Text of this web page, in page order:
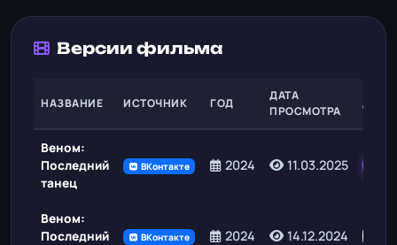
Версии фильма
НАЗВАНИЕ ИСТОЧНИК ГОД
ДАТА
ПРОСМОТРА
Веном:
Последний
танец
ВКонтакте 2024 11.03.2025
Веном:
Последний
ВКонтакте 2024 14.12.2024